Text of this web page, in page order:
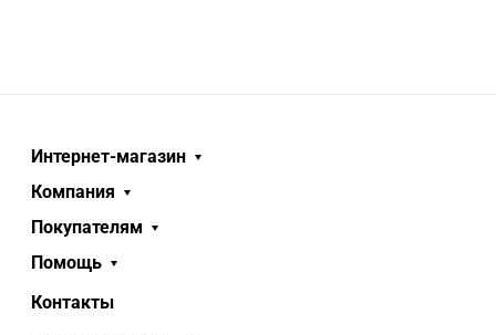
Интернет-магазин
Компания
Покупателям
Помощь
Контакты